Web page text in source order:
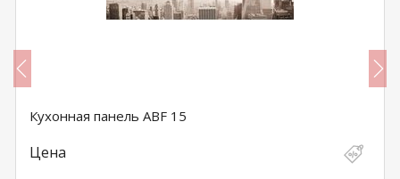
Кухонная панель ABF 15
Цена